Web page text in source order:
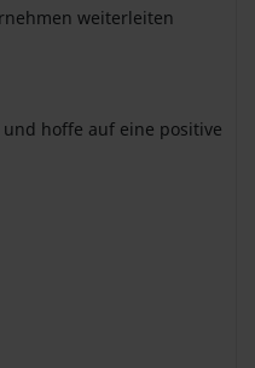
weiterleiten
hoffe auf eine positive